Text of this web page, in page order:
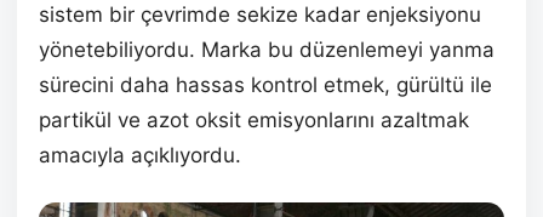
sistem bir çevrimde sekize kadar enjeksiyonu
yönetebiliyordu. Marka bu düzenlemeyi yanma
sürecini daha hassas kontrol etmek, gürültü ile
partikül ve azot oksit emisyonlarını azaltmak
amacıyla açıklıyordu.